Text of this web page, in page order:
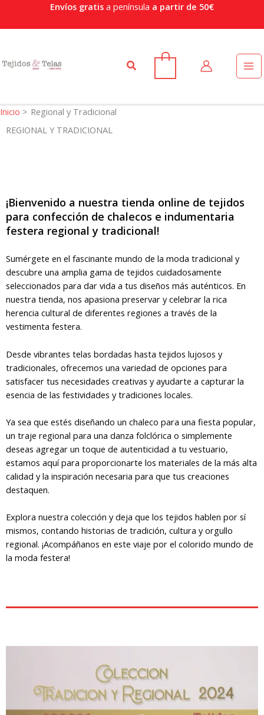
Envíos gratis a península a partir de 50€
Buscar
Inicio
Regional y Tradicional
REGIONAL Y TRADICIONAL
¡Bienvenido a nuestra tienda online de tejidos
para confección de chalecos e indumentaria
festera regional y tradicional!
Sumérgete en el fascinante mundo de la moda tradicional y
descubre una amplia gama de tejidos cuidadosamente
seleccionados para dar vida a tus diseños más auténticos. En
nuestra tienda, nos apasiona preservar y celebrar la rica
herencia cultural de diferentes regiones a través de la
vestimenta festera.
Desde vibrantes telas bordadas hasta tejidos lujosos y
tradicionales, ofrecemos una variedad de opciones para
satisfacer tus necesidades creativas y ayudarte a capturar la
esencia de las festividades y tradiciones locales.
Ya sea que estés diseñando un chaleco para una fiesta popular,
un traje regional para una danza folclórica o simplemente
deseas agregar un toque de autenticidad a tu vestuario,
estamos aquí para proporcionarte los materiales de la más alta
calidad y la inspiración necesaria para que tus creaciones
destaquen.
Explora nuestra colección y deja que los tejidos hablen por sí
mismos, contando historias de tradición, cultura y orgullo
regional. ¡Acompáñanos en este viaje por el colorido mundo de
la moda festera!